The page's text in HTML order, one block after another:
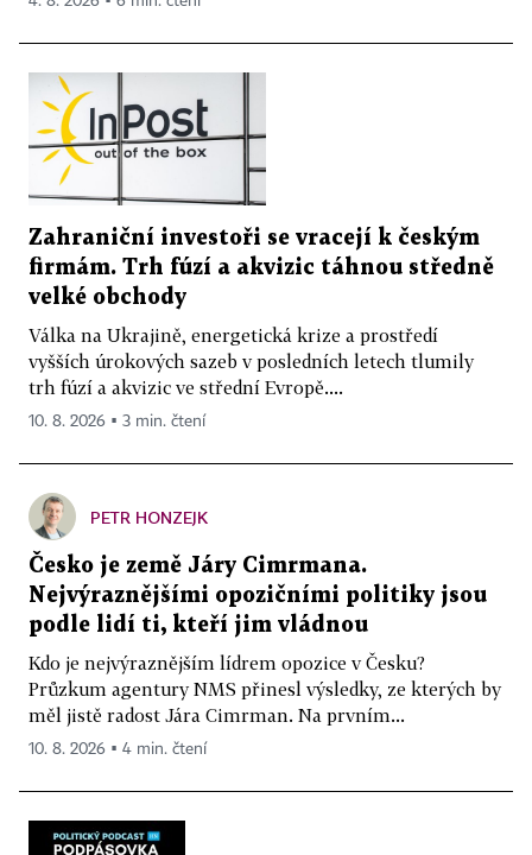
Zahraniční investoři se vracejí k českým
firmám. Trh fúzí a akvizic táhnou středně
velké obchody
Válka na Ukrajině, energetická krize a prostředí
vyšších úrokových sazeb v posledních letech tlumily
trh fúzí a akvizic ve střední Evropě....
10. 8. 2026 ▪ 3 min. čtení
PETR HONZEJK
Česko je země Járy Cimrmana.
Nejvýraznějšími opozičními politiky jsou
podle lidí ti, kteří jim vládnou
Kdo je nejvýraznějším lídrem opozice v Česku?
Průzkum agentury NMS přinesl výsledky, ze kterých by
měl jistě radost Jára Cimrman. Na prvním...
10. 8. 2026 ▪ 4 min. čtení